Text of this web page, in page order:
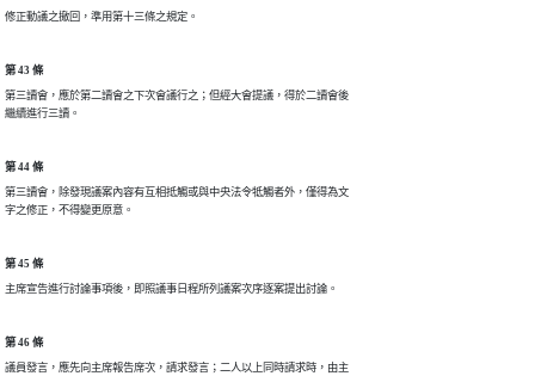
修正動議之撤回，準用第十三條之規定。
第 43 條
第三讀會，應於第二讀會之下次會議行之；但經大會提議，得於二讀會後
繼續進行三讀。
第 44 條
第三讀會，除發現議案內容有互相抵觸或與中央法令牴觸者外，僅得為文
字之修正，不得變更原意。
第 45 條
主席宣告進行討論事項後，即照議事日程所列議案次序逐案提出討論。
第 46 條
議員發言，應先向主席報告席次，請求發言；二人以上同時請求時，由主